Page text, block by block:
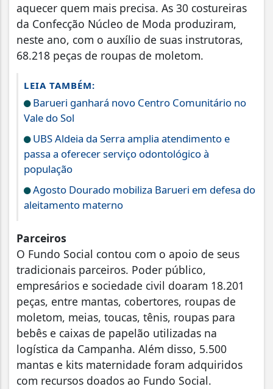
aquecer quem mais precisa. As 30 costureiras
da Confecção Núcleo de Moda produziram,
neste ano, com o auxílio de suas instrutoras,
68.218 peças de roupas de moletom.
LEIA TAMBÉM:
Barueri ganhará novo Centro Comunitário no
Vale do Sol
UBS Aldeia da Serra amplia atendimento e
passa a oferecer serviço odontológico à
população
Agosto Dourado mobiliza Barueri em defesa do
aleitamento materno
Parceiros
O Fundo Social contou com o apoio de seus
tradicionais parceiros. Poder público,
empresários e sociedade civil doaram 18.201
peças, entre mantas, cobertores, roupas de
moletom, meias, toucas, tênis, roupas para
bebês e caixas de papelão utilizadas na
logística da Campanha. Além disso, 5.500
mantas e kits maternidade foram adquiridos
com recursos doados ao Fundo Social.